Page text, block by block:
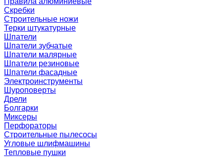
Скребки
Строительные ножи
Терки штукатурные
Шпатели
Шпатели зубчатые
Шпатели малярные
Шпатели резиновые
Шпатели фасадные
Электроинструменты
Шуроповерты
Дрели
Болгарки
Миксеры
Перфораторы
Строительные пылесосы
Угловые шлифмашины
Тепловые пушки